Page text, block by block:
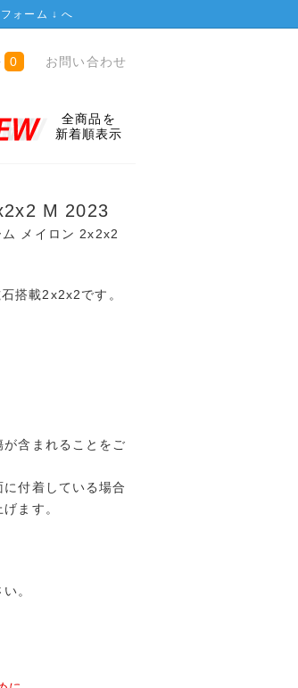
フォーム ↓へ
0 お問い合わせ
全商品を
新着順表示
M 2023
メイロン 2x2x2
搭載2x2x2です。
含まれることをご
付着している場合
ます。
。